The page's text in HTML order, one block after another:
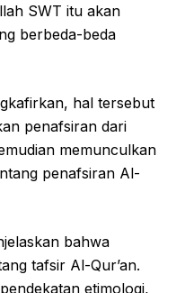
SWT itu akan
berbeda-beda
hal tersebut
penafsiran dari
memunculkan
penafsiran Al-
bahwa
tafsir Al-Qur’an.
etimologi,